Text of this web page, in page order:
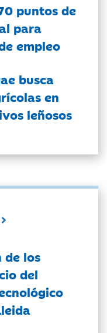
puntos de
para
empleo
busca
en
leñosos
de los
del